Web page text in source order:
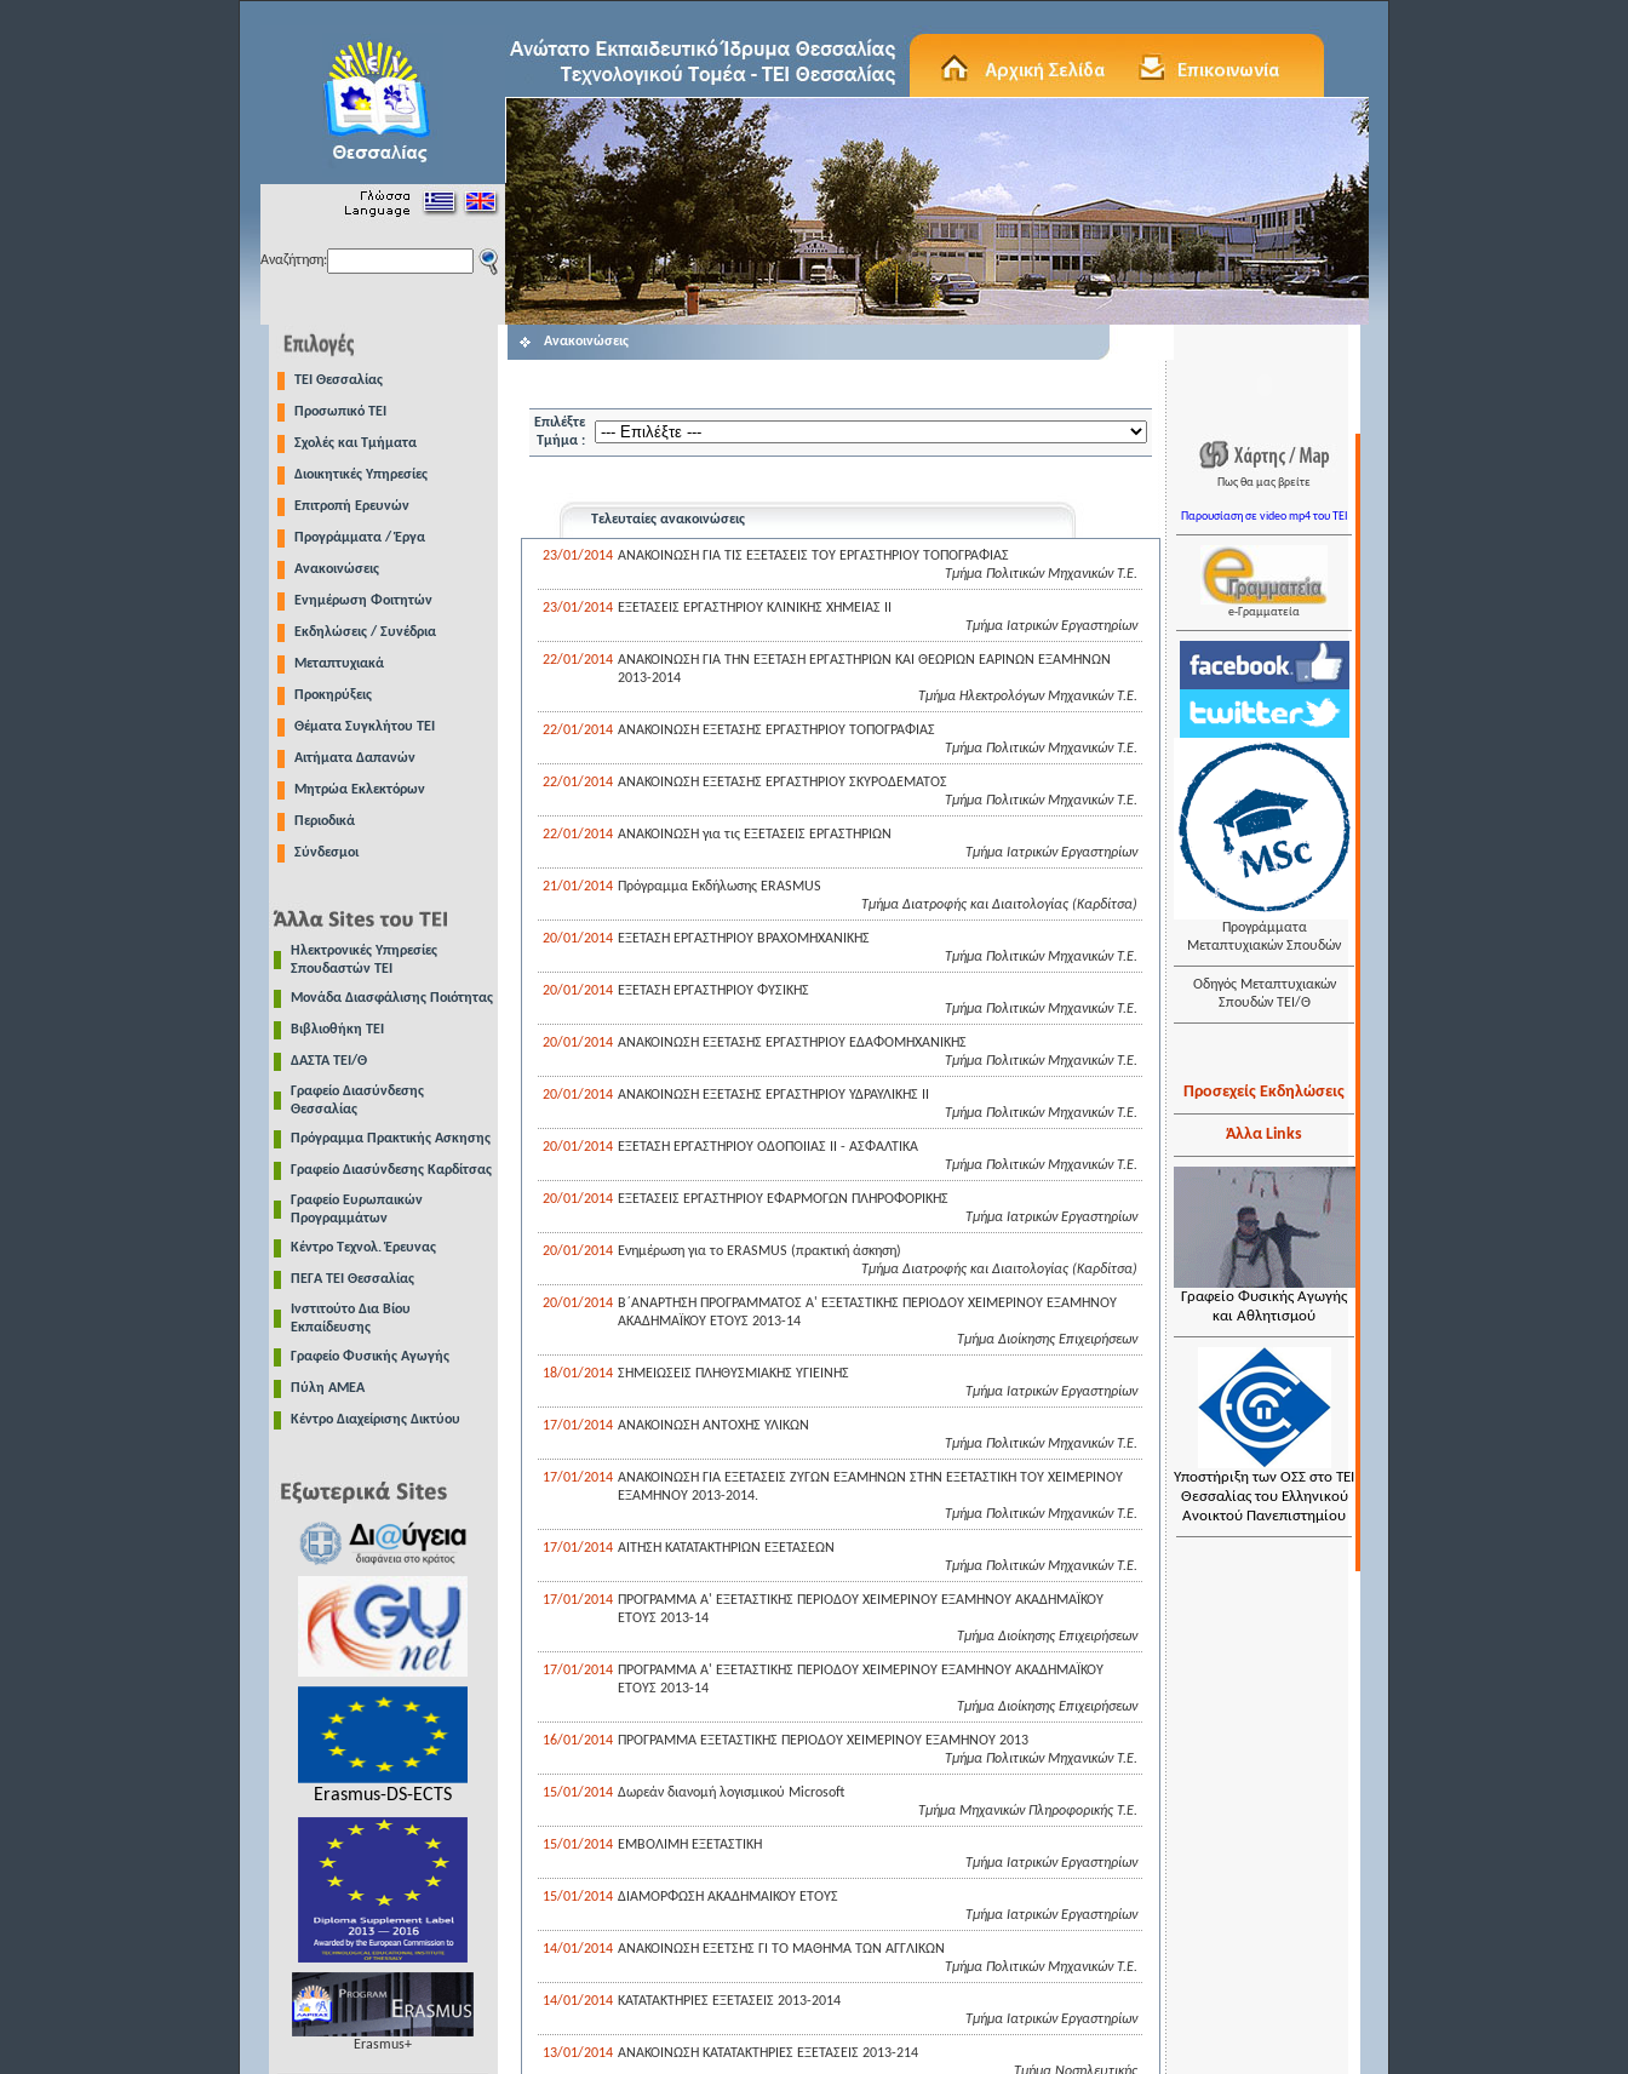
Αναζήτηση:
TEI Θεσσαλίας
Προσωπικό ΤΕΙ
Σχολές και Τμήματα
Διοικητικές Υπηρεσίες
Επιτροπή Ερευνών
Προγράμματα / Έργα
Ανακοινώσεις
Ενημέρωση Φοιτητών
Εκδηλώσεις / Συνέδρια
Μεταπτυχιακά
Προκηρύξεις
Θέματα Συγκλήτου ΤΕΙ
Αιτήματα Δαπανών
Μητρώα Εκλεκτόρων
Περιοδικά
Σύνδεσμοι
Ηλεκτρονικές Υπηρεσίες
Σπουδαστών ΤΕΙ
Μονάδα Διασφάλισης Ποιότητας
Βιβλιοθήκη ΤΕΙ
ΔΑΣΤΑ ΤΕΙ/Θ
Γραφείο Διασύνδεσης
Θεσσαλίας
Πρόγραμμα Πρακτικής Ασκησης
Γραφείο Διασύνδεσης Καρδίτσας
Γραφείο Ευρωπαικών
Προγραμμάτων
Κέντρο Τεχνολ. Έρευνας
ΠΕΓΑ ΤΕΙ Θεσσαλίας
Ινστιτούτο Δια Βίου
Εκπαίδευσης
Γραφείο Φυσικής Αγωγής
Πύλη ΑΜΕΑ
Κέντρο Διαχείρισης Δικτύου
Erasmus-DS-ECTS
Erasmus+
Ανακοινώσεις
Επιλέξτε
Τμήμα :
Τελευταίες ανακοινώσεις
23/01/2014 ΑΝΑΚΟΙΝΩΣΗ ΓΙΑ ΤΙΣ ΕΞΕΤΑΣΕΙΣ ΤΟΥ ΕΡΓΑΣΤΗΡΙΟΥ ΤΟΠΟΓΡΑΦΙΑΣ
Τμήμα Πολιτικών Μηχανικών Τ.Ε.
23/01/2014 ΕΞΕΤΑΣΕΙΣ ΕΡΓΑΣΤΗΡΙΟΥ ΚΛΙΝΙΚΗΣ ΧΗΜΕΙΑΣ ΙΙ
Τμήμα Ιατρικών Eργαστηρίων
22/01/2014 ΑΝΑΚΟΙΝΩΣΗ ΓΙΑ ΤΗΝ ΕΞΕΤΑΣΗ ΕΡΓΑΣΤΗΡΙΩΝ ΚΑΙ ΘΕΩΡΙΩΝ ΕΑΡΙΝΩΝ ΕΞΑΜΗΝΩΝ
2013-2014
Τμήμα Ηλεκτρολόγων Μηχανικών Τ.Ε.
22/01/2014 ΑΝΑΚΟΙΝΩΣΗ ΕΞΕΤΑΣΗΣ ΕΡΓΑΣΤΗΡΙΟΥ ΤΟΠΟΓΡΑΦΙΑΣ
Τμήμα Πολιτικών Μηχανικών Τ.Ε.
22/01/2014 ΑΝΑΚΟΙΝΩΣΗ ΕΞΕΤΑΣΗΣ ΕΡΓΑΣΤΗΡΙΟΥ ΣΚΥΡΟΔΕΜΑΤΟΣ
Τμήμα Πολιτικών Μηχανικών Τ.Ε.
22/01/2014 ΑΝΑΚΟΙΝΩΣΗ για τις ΕΞΕΤΑΣΕΙΣ ΕΡΓΑΣΤΗΡΙΩΝ
Τμήμα Ιατρικών Eργαστηρίων
21/01/2014 Πρόγραμμα Εκδήλωσης ERASMUS
Tμήμα Διατροφής και Διαιτολογίας (Καρδίτσα)
20/01/2014 ΕΞΕΤΑΣΗ ΕΡΓΑΣΤΗΡΙΟΥ ΒΡΑΧΟΜΗΧΑΝΙΚΗΣ
Τμήμα Πολιτικών Μηχανικών Τ.Ε.
20/01/2014 ΕΞΕΤΑΣΗ ΕΡΓΑΣΤΗΡΙΟΥ ΦΥΣΙΚΗΣ
Τμήμα Πολιτικών Μηχανικών Τ.Ε.
20/01/2014 ΑΝΑΚΟΙΝΩΣΗ ΕΞΕΤΑΣΗΣ ΕΡΓΑΣΤΗΡΙΟΥ ΕΔΑΦΟΜΗΧΑΝΙΚΗΣ
Τμήμα Πολιτικών Μηχανικών Τ.Ε.
20/01/2014 ΑΝΑΚΟΙΝΩΣΗ ΕΞΕΤΑΣΗΣ ΕΡΓΑΣΤΗΡΙΟΥ ΥΔΡΑΥΛΙΚΗΣ ΙΙ
Τμήμα Πολιτικών Μηχανικών Τ.Ε.
20/01/2014 ΕΞΕΤΑΣΗ ΕΡΓΑΣΤΗΡΙΟΥ ΟΔΟΠΟΙΙΑΣ ΙΙ - ΑΣΦΑΛΤΙΚΑ
Τμήμα Πολιτικών Μηχανικών Τ.Ε.
20/01/2014 ΕΞΕΤΑΣΕΙΣ ΕΡΓΑΣΤΗΡΙΟΥ ΕΦΑΡΜΟΓΩΝ ΠΛΗΡΟΦΟΡΙΚΗΣ
Τμήμα Ιατρικών Eργαστηρίων
20/01/2014 Ενημέρωση για το ERASMUS (πρακτική άσκηση)
Tμήμα Διατροφής και Διαιτολογίας (Καρδίτσα)
20/01/2014 Β΄ΑΝΑΡΤΗΣΗ ΠΡΟΓΡΑΜΜΑΤΟΣ Α' ΕΞΕΤΑΣΤΙΚΗΣ ΠΕΡΙΟΔΟΥ ΧΕΙΜΕΡΙΝΟΥ ΕΞΑΜΗΝΟΥ
ΑΚΑΔΗΜΑΪΚΟΥ ΕΤΟΥΣ 2013-14
Τμήμα Διοίκησης Επιχειρήσεων
18/01/2014 ΣΗΜΕΙΩΣΕΙΣ ΠΛΗΘΥΣΜΙΑΚΗΣ ΥΓΙΕΙΝΗΣ
Τμήμα Ιατρικών Eργαστηρίων
17/01/2014 ΑΝΑΚΟΙΝΩΣΗ ΑΝΤΟΧΗΣ ΥΛΙΚΩΝ
Τμήμα Πολιτικών Μηχανικών Τ.Ε.
17/01/2014 ΑΝΑΚΟΙΝΩΣΗ ΓΙΑ ΕΞΕΤΑΣΕΙΣ ΖΥΓΩΝ ΕΞΑΜΗΝΩΝ ΣΤΗΝ ΕΞΕΤΑΣΤΙΚΗ ΤΟΥ ΧΕΙΜΕΡΙΝΟΥ
ΕΞΑΜΗΝΟΥ 2013-2014.
Τμήμα Πολιτικών Μηχανικών Τ.Ε.
17/01/2014 ΑΙΤΗΣΗ ΚΑΤΑΤΑΚΤΗΡΙΩΝ ΕΞΕΤΑΣΕΩΝ
Τμήμα Πολιτικών Μηχανικών Τ.Ε.
17/01/2014 ΠΡΟΓΡΑΜΜΑ Α' ΕΞΕΤΑΣΤΙΚΗΣ ΠΕΡΙΟΔΟΥ ΧΕΙΜΕΡΙΝΟΥ ΕΞΑΜΗΝΟΥ ΑΚΑΔΗΜΑΪΚΟΥ
ΕΤΟΥΣ 2013-14
Τμήμα Διοίκησης Επιχειρήσεων
17/01/2014 ΠΡΟΓΡΑΜΜΑ Α' ΕΞΕΤΑΣΤΙΚΗΣ ΠΕΡΙΟΔΟΥ ΧΕΙΜΕΡΙΝΟΥ ΕΞΑΜΗΝΟΥ ΑΚΑΔΗΜΑΪΚΟΥ
ΕΤΟΥΣ 2013-14
Τμήμα Διοίκησης Επιχειρήσεων
16/01/2014 ΠΡΟΓΡΑΜΜΑ ΕΞΕΤΑΣΤΙΚΗΣ ΠΕΡΙΟΔΟΥ ΧΕΙΜΕΡΙΝΟΥ ΕΞΑΜΗΝΟΥ 2013
Τμήμα Πολιτικών Μηχανικών Τ.Ε.
15/01/2014 Δωρεάν διανομή λογισμικού Microsoft
Τμήμα Μηχανικών Πληροφορικής Τ.Ε.
15/01/2014 ΕΜΒΟΛΙΜΗ ΕΞΕΤΑΣΤΙΚΗ
Τμήμα Ιατρικών Eργαστηρίων
15/01/2014 ΔΙΑΜΟΡΦΩΣΗ ΑΚΑΔΗΜΑΙΚΟΥ ΕΤΟΥΣ
Τμήμα Ιατρικών Eργαστηρίων
14/01/2014 ΑΝΑΚΟΙΝΩΣΗ ΕΞΕΤΣΗΣ ΓΙ ΤΟ ΜΑΘΗΜΑ ΤΩΝ ΑΓΓΛΙΚΩΝ
Τμήμα Πολιτικών Μηχανικών Τ.Ε.
14/01/2014 ΚΑΤΑΤΑΚΤΗΡΙΕΣ ΕΞΕΤΑΣΕΙΣ 2013-2014
Τμήμα Ιατρικών Eργαστηρίων
13/01/2014 ΑΝΑΚΟΙΝΩΣΗ ΚΑΤΑΤΑΚΤΗΡΙΕΣ ΕΞΕΤΑΣΕΙΣ 2013-214
Πως θα μας βρείτε
Παρουσίαση σε video mp4 του TEI
e-Γραμματεία
Προγράμματα
Μεταπτυχιακών Σπουδών
Οδηγός Μεταπτυχιακών
Σπουδών ΤΕΙ/Θ
Προσεχείς Εκδηλώσεις
Άλλα Links
Γραφείο Φυσικής Αγωγής
και Αθλητισμού
Υποστήριξη των ΟΣΣ στο ΤΕΙ
Θεσσαλίας του Ελληνικού
Ανοικτού Πανεπιστημίου